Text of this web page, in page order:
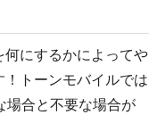
何にするかによってや
！トーンモバイルでは
場合と不要な場合が